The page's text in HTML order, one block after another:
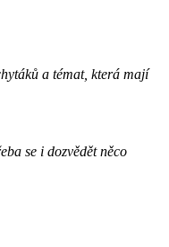
a témat, která mají
se i dozvědět něco